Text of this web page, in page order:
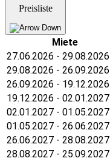
Preisliste
Miete
27.06.2026 - 29.08.2026
29.08.2026 - 26.09.2026
26.09.2026 - 19.12.2026
19.12.2026 - 02.01.2027
02.01.2027 - 01.05.2027
01.05.2027 - 26.06.2027
26.06.2027 - 28.08.2027
28.08.2027 - 25.09.2027